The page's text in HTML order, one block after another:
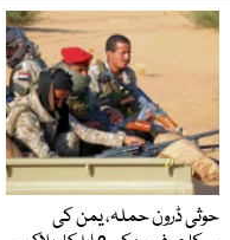
حوثی ڈرون حملہ، یمن کی